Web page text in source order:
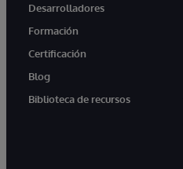
Desarrolladores
Formación
Certificación
Blog
Biblioteca de recursos